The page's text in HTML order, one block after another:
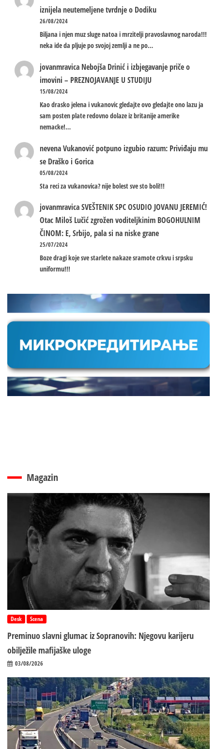
iznijela neutemeljene tvrdnje o Dodiku
26/08/2024
Biljana i njen muz sluge natoa i mrzitelji pravoslavnog naroda!!!
neka ide da pljuje po svojoj zemlji a ne po…
jovanmravica Nebojša Drinić i izbjegavanje priče o
imovini – PREZNOJAVANJE U STUDIJU
15/08/2024
Kao drasko jelena i vukanovic gledajte ovo gledajte ono lazu ja
sam posten plate redovno dolaze iz britanije amerike
nemacke!…
nevenaVukanović potpuno izgubio razum: Priviđaju mu
se Draško i Gorica
05/08/2024
Sta reci za vukanovica? nije bolest sve sto boli!!!
jovanmravicaSVEŠTENIK SPC OSUDIO JOVANU JEREMIĆ!
Otac Miloš Lučić zgrožen voditeljkinim BOGOHULNIM
ČINOM: E, Srbijo, pala si na niske grane
25/07/2024
Boze dragi koje sve starlete nakaze sramote crkvu i srpsku
uniformu!!!
Magazin
Desk Scena
Preminuo slavni glumac iz Sopranovih: Njegovu karijeru
obilježile mafijaške uloge
03/08/2026